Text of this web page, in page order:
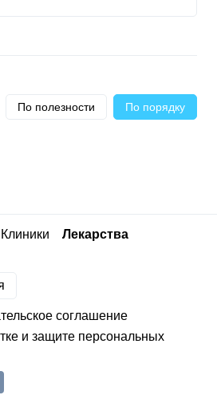
По полезности По порядку
Клиники
Лекарства
соглашение
и защите персональных